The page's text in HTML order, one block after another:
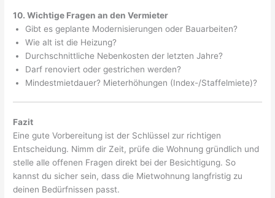
10. Wichtige Fragen an den Vermieter
Gibt es geplante Modernisierungen oder Bauarbeiten?
Wie alt ist die Heizung?
Durchschnittliche Nebenkosten der letzten Jahre?
Darf renoviert oder gestrichen werden?
Mindestmietdauer? Mieterhöhungen (Index-/Staffelmiete)?
Fazit
Eine gute Vorbereitung ist der Schlüssel zur richtigen
Entscheidung. Nimm dir Zeit, prüfe die Wohnung gründlich und
stelle alle offenen Fragen direkt bei der Besichtigung. So
kannst du sicher sein, dass die Mietwohnung langfristig zu
deinen Bedürfnissen passt.